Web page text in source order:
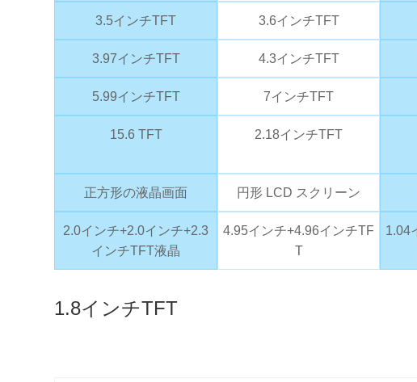
3.5インチTFT 3.6インチTFT
3.97インチTFT 4.3インチTFT
5.99インチTFT 7インチTFT
15.6 TFT 2.18インチTFT
正方形の液晶画面 円形 LCD スクリーン
2.0インチ+2.0インチ+2.3
インチTFT液晶
4.95インチ+4.96インチTF
T
1.04
1.8インチTFT